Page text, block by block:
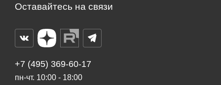
Оставайтесь на связи
+7 (495) 369-60-17
пн-чт. 10:00 - 18:00